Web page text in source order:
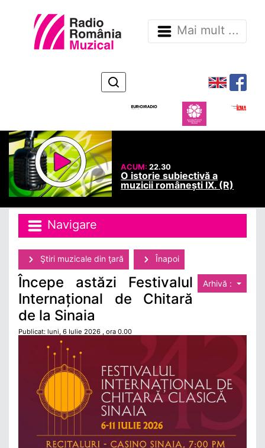
Mai mult ...
ACUM:22.30
O istorie subiectivă a
muzicii românești IX. (R)
Navigare
Ştiri muzicale din ţară Înapoi
Arhivă :
Începe astăzi Festivalul
Internațional de Chitară
de la Sinaia
Publicat: luni, 6 Iulie 2026 , ora 0.00